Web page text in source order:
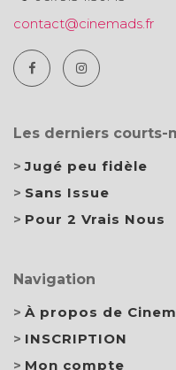
contact@cinemads.fr
Les derniers courts-
Jugé peu fidèle
Sans Issue
Pour 2 Vrais Nous
Navigation
À propos de
INSCRIPTION
Mon compte